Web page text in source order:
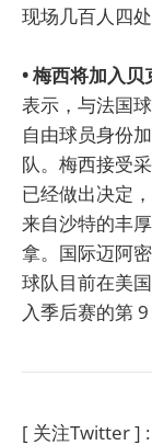
现场几百人四
• 梅西将加入贝
表示，与法国
自由球员身份
队。梅西接受
已经做出决定
来自沙特的丰
拿。国际迈阿
球队目前在美
入季后赛的第 9
[ 关注Twitter ] :